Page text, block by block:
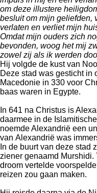
om deze illustere
besluit om mijn geliefden,
verlaten en verliet mijn
Omdat mijn ouders zich
bevonden, woog het mij
zowel zij als ik werden
Hij volgde de kust van
Deze stad was gesticht in
Macedonie in 330 voor
baas waren in Egypte.
In 641 na Christus is
daarmee in de
noemde Alexandrië een
van Alexandrië was
In de buurt van deze stad
ziener genaamd Murshidi.
droom vertelde
reizen zou gaan maken.